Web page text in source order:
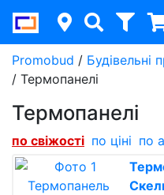
Promobud / Будівельні
/ Термопанелі
Термопанелі
по свіжості по ціні по